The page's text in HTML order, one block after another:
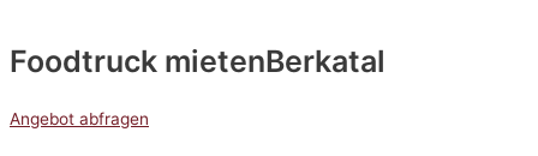
Foodtruck mietenBerkatal
Angebot abfragen